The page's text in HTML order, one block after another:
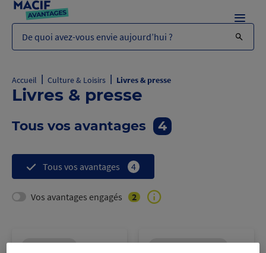
De quoi avez-vous envie aujourd’hui ?
Menu
Accueil | Culture & Loisirs | Livres & presse
Livres & presse
Tous vos avantages 4
Tous vos avantages 4
Vos avantages engagés 2
Bon d’achat Remise immédiate